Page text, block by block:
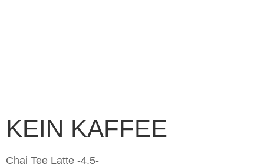
KEIN KAFFEE
Chai Tee Latte -4.5-